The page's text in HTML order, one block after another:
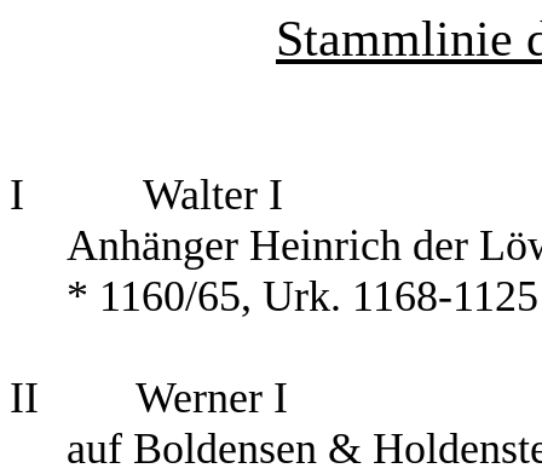
Stammlinie
I
Walter I
Anhänger Heinrich der
* 1160/65, Urk. 1168-1125
II
Werner I
auf Boldensen &